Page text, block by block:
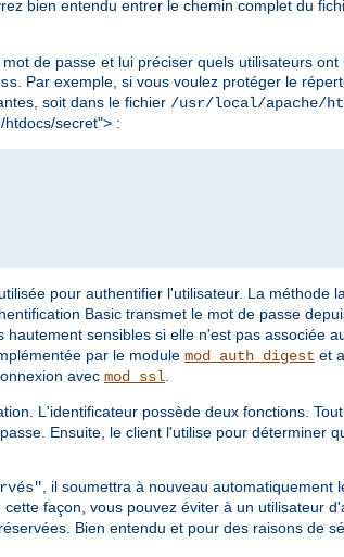
bien entendu entrer le chemin complet du
de passe et lui préciser quels utilisateurs
. Par exemple, si vous voulez protéger le
soit dans le fichier /usr/local/apache/
secret"> :
pour authentifier l'utilisateur. La méthode
Basic transmet le mot de passe
sensibles si elle n'est pas associée
par le module mod_auth_digest et
avec mod_ssl
L'identificateur possède deux fonctions.
Ensuite, le client l'utilise pour déterminer
, il soumettra à nouveau
cette façon, vous pouvez éviter à un utilisateur
Bien entendu et pour des raisons de